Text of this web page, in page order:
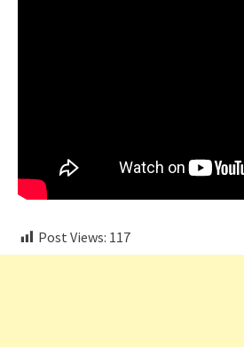
Post Views: 117